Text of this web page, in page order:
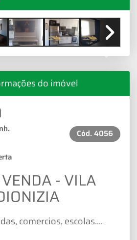
Next
do imóvel
Cód. 4056
- VILA
comercios, escolas....